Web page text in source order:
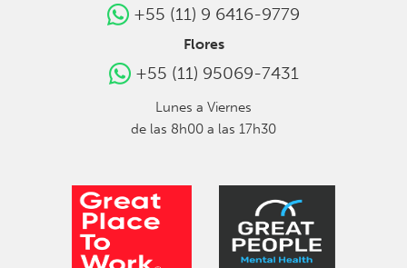
+55 (11) 9 6416-9779
Flores
+55 (11) 95069-7431
Lunes a Viernes
de las 8h00 a las 17h30